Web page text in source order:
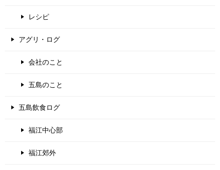
レシピ
アグリ・ログ
会社のこと
五島のこと
五島飲食ログ
福江中心部
福江郊外